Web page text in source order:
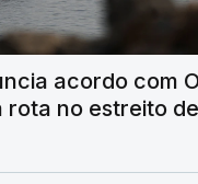
acordo com
rota no estreito